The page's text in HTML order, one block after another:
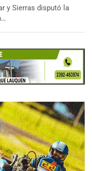
y Sierras disputó la